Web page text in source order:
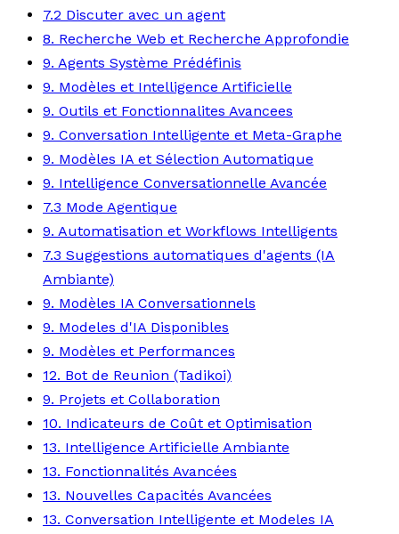
7.2 Discuter avec un agent
8. Recherche Web et Recherche Approfondie
9. Agents Système Prédéfinis
9. Modèles et Intelligence Artificielle
9. Outils et Fonctionnalites Avancees
9. Conversation Intelligente et Meta-Graphe
9. Modèles IA et Sélection Automatique
9. Intelligence Conversationnelle Avancée
7.3 Mode Agentique
9. Automatisation et Workflows Intelligents
7.3 Suggestions automatiques d'agents (IA
Ambiante)
9. Modèles IA Conversationnels
9. Modeles d'IA Disponibles
9. Modèles et Performances
12. Bot de Reunion (Tadikoi)
9. Projets et Collaboration
10. Indicateurs de Coût et Optimisation
13. Intelligence Artificielle Ambiante
13. Fonctionnalités Avancées
13. Nouvelles Capacités Avancées
13. Conversation Intelligente et Modeles IA